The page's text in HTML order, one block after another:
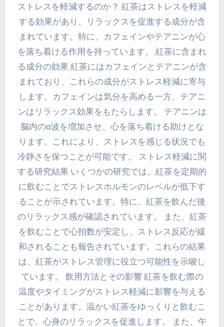
ストレスを軽減するのか？ 紅茶はストレスを軽減
する効果があり、リラックスを促進する成分が含
まれています。特に、カフェインやテアニンが心
を落ち着ける作用を持っています。 紅茶に含まれ
る成分の効果 紅茶にはカフェインとテアニンが含
まれており、これらの成分がストレス軽減に寄与
します。カフェインは気分を高める一方、テアニ
ンはリラックス効果をもたらします。 テアニンは
脳内のα波を増加させ、心を落ち着ける助けとな
ります。これにより、ストレスを感じる状況でも
冷静さを保つことが可能です。 ストレス軽減に関
する研究結果 いくつかの研究では、紅茶を定期的
に飲むことでストレスホルモンのレベルが低下す
ることが示されています。特に、紅茶を飲んだ後
のリラックス感が確認されています。 また、紅茶
を飲むことで心拍数が安定し、ストレス反応が緩
和されることも報告されています。これらの結果
は、紅茶がストレス管理に役立つ可能性を示唆し
ています。 飲用方法とその影響 紅茶を飲む際の
温度やタイミングがストレス軽減に影響を与える
ことがあります。温かい紅茶をゆっくりと飲むこ
とで、心身のリラックスを促進します。 また、午